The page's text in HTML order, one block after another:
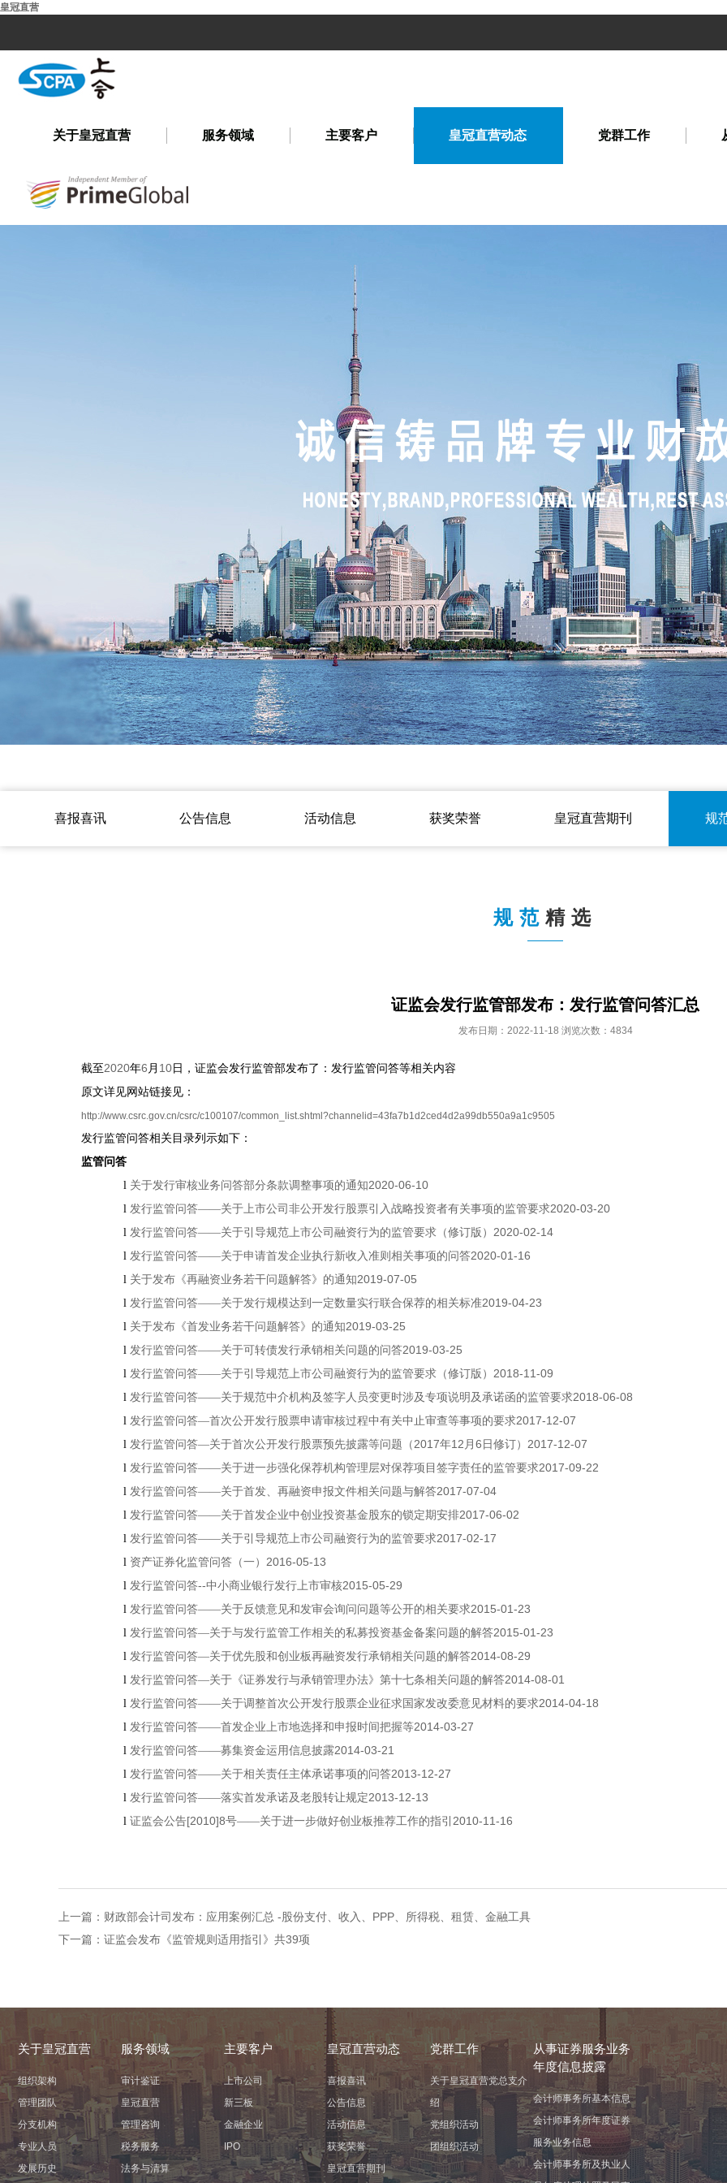
皇冠直营
关于皇冠直营 服务领域 主要客户 皇冠直营动态 党群工作
喜报喜讯 公告信息 活动信息 获奖荣誉 皇冠直营期刊 规
规范 精选
证监会发行监管部发布：发行监管问答汇总
发布日期：2022-11-18 浏览次数：4834
截至 2020年6 月 10 日，证监会发行监管部发布了：发行监管问答等相关内容
原文详见网站链接见：
http://www.csrc.gov.cn/csrc/c100107/common_list.shtml?channelid=43fa7b1d2ced4d2a99db550a9a1c9505
发行监管问答相关目录列示如下：
监管问答
l 关于发行审核业务问答部分条款调整事项的通知2020-06-10
l 发行监管问答——关于上市公司非公开发行股票引入战略投资者有关事项的监管要求2020-03-20
l 发行监管问答——关于引导规范上市公司融资行为的监管要求（修订版） 2020-02-14
l 发行监管问答——关于申请首发企业执行新收入准则相关事项的问答2020-01-16
l 关于发布《再融资业务若干问题解答》的通知2019-07-05
l 发行监管问答——关于发行规模达到一定数量实行联合保荐的相关标准2019-04-23
l 关于发布《首发业务若干问题解答》的通知2019-03-25
l 发行监管问答——关于可转债发行承销相关问题的问答2019-03-25
l 发行监管问答——关于引导规范上市公司融资行为的监管要求（修订版） 2018-11-09
l 发行监管问答——关于规范中介机构及签字人员变更时涉及专项说明及承诺函的监管要求2018-06-08
l 发行监管问答—首次公开发行股票申请审核过程中有关中止审查等事项的要求2017-12-07
l 发行监管问答—关于首次公开发行股票预先披露等问题（ 2017年12 月 6 日修订） 2017-12-07
l 发行监管问答——关于进一步强化保荐机构管理层对保荐项目签字责任的监管要求2017-09-22
l 发行监管问答——关于首发、再融资申报文件相关问题与解答2017-07-04
l 发行监管问答——关于首发企业中创业投资基金股东的锁定期安排2017-06-02
l 发行监管问答——关于引导规范上市公司融资行为的监管要求2017-02-17
l 资产证券化监管问答（一） 2016-05-13
l 发行监管问答--中小商业银行发行上市审核2015-05-29
l 发行监管问答——关于反馈意见和发审会询问问题等公开的相关要求2015-01-23
l 发行监管问答—关于与发行监管工作相关的私募投资基金备案问题的解答2015-01-23
l 发行监管问答—关于优先股和创业板再融资发行承销相关问题的解答2014-08-29
l 发行监管问答—关于《证券发行与承销管理办法》第十七条相关问题的解答2014-08-01
l 发行监管问答——关于调整首次公开发行股票企业征求国家发改委意见材料的要求2014-04-18
l 发行监管问答——首发企业上市地选择和申报时间把握等2014-03-27
l 发行监管问答——募集资金运用信息披露2014-03-21
l 发行监管问答——关于相关责任主体承诺事项的问答2013-12-27
l 发行监管问答——落实首发承诺及老股转让规定2013-12-13
l 证监会公告[2010]8号——关于进一步做好创业板推荐工作的指引 2010-11-16
上一篇： 财政部会计司发布：应用案例汇总 -股份支付、收入、PPP、所得税、租赁、金融工具
下一篇： 证监会发布《监管规则适用指引》共39项
关于皇冠直营
组织架构
管理团队
分支机构
专业人员
发展历史
服务领域
审计鉴证
皇冠直营
管理咨询
税务服务
法务与清算
主要客户
上市公司
新三板
金融企业
IPO
皇冠直营动态
喜报喜讯
公告信息
活动信息
获奖荣誉
皇冠直营期刊
党群工作
关于皇冠直营党总支介
绍
党组织活动
团组织活动
从事证券服务业务
年度信息披露
会计师事务所基本信息
会计师事务所年度证券
服务业务信息
会计师事务所及执业人